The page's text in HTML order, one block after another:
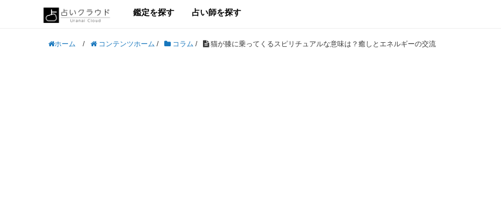
鑑定を探す 占い師を探す
ホーム / コンテンツホーム / コラム / 猫が膝に乗ってくるスピリチュアルな意味は？癒しとエネルギーの交流